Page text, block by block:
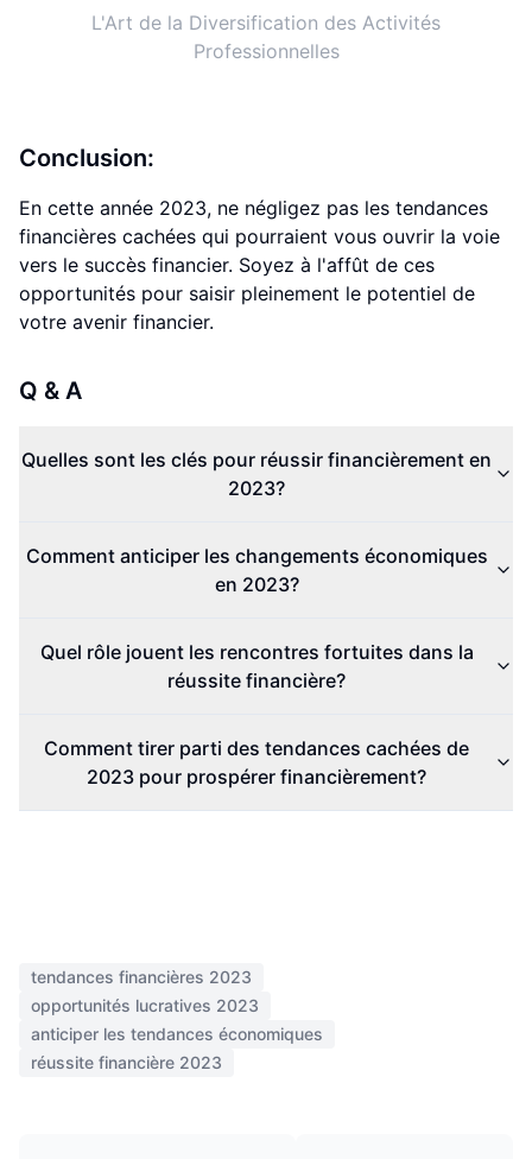
L'Art de la Diversification des Activités
Professionnelles
Conclusion:
En cette année 2023, ne négligez pas les tendances
financières cachées qui pourraient vous ouvrir la voie
vers le succès financier. Soyez à l'affût de ces
opportunités pour saisir pleinement le potentiel de
votre avenir financier.
Q & A
Quelles sont les clés pour réussir financièrement en
2023?
Comment anticiper les changements économiques
en 2023?
Quel rôle jouent les rencontres fortuites dans la
réussite financière?
Comment tirer parti des tendances cachées de
2023 pour prospérer financièrement?
tendances financières 2023
opportunités lucratives 2023
anticiper les tendances économiques
réussite financière 2023